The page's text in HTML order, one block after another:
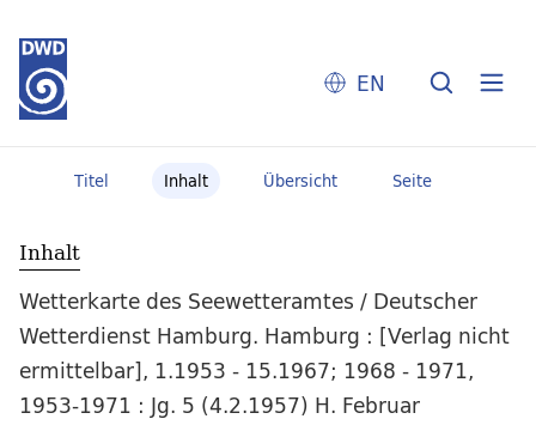
EN
Titel Inhalt Übersicht Seite
Inhalt
Wetterkarte des Seewetteramtes / Deutscher
Wetterdienst Hamburg. Hamburg : [Verlag nicht
ermittelbar], 1.1953 - 15.1967; 1968 - 1971,
1953-1971 : Jg. 5 (4.2.1957) H. Februar